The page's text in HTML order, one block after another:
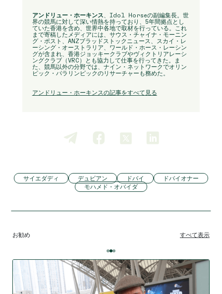
アンドリュー・ホーキンス 、Idol Horseの副編集長。世
界の競馬に対して深い情熱を持っており、5年間拠点とし
ていた香港を含め、世界中各地で取材を行っている。これ
まで寄稿したメディアには、サウス・チャイナ・モーニン
グ・ポスト、ANZブラッドストックニュース、スカイ・レ
ーシング・オーストラリア、ワールド・ホース・レーシン
グが含まれ、香港ジョッキークラブやヴィクトリアレーシ
ングクラブ（VRC）とも協力して仕事を行ってきた。ま
た、競馬以外の分野では、ナイン・ネットワークでオリン
ピック・パラリンピックのリサーチャーも務めた。
アンドリュー・ホーキンスの記事をすべて見る
サイエダディ デュビアン ドバイ
ドバイオナー
モハメド・オバイダ
お勧め すべて表示